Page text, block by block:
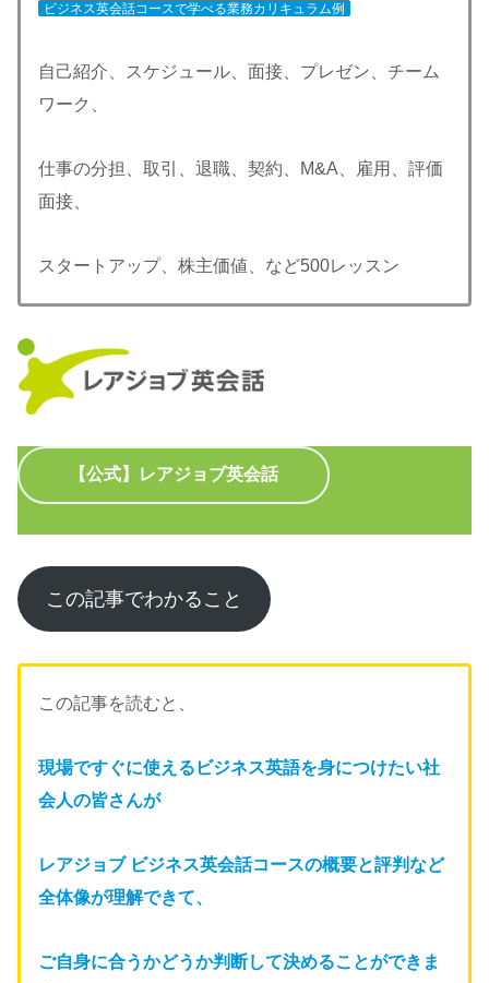
ビジネス英会話コースで学べる業務カリキュラム例
自己紹介、スケジュール、面接、プレゼン、チーム
ワーク、
仕事の分担、取引、退職、契約、M&A、雇用、評価
面接、
スタートアップ、株主価値、など500レッスン
【公式】レアジョブ英会話
この記事でわかること
この記事を読むと、
現場ですぐに使えるビジネス英語を身につけたい社
会人の皆さんが
レアジョブ ビジネス英会話コースの概要と評判など
全体像が理解できて、
ご自身に合うかどうか判断して決めることができま